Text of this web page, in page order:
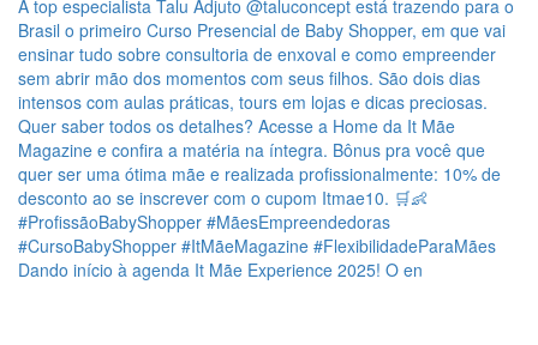
Dando início à agenda It Mãe Experience 2025! O en